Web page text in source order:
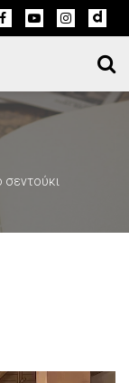
σεντούκι